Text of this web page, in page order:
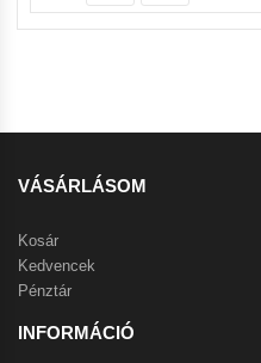
VÁSÁRLÁSOM
Kosár
Kedvencek
Pénztár
INFORMÁCIÓ